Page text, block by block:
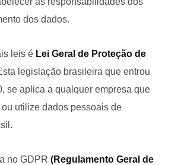
dos dados.
leis é Lei Geral de Proteção de
legislação brasileira que entrou
se aplica a qualquer empresa que
utilize dados pessoais de
no GDPR (Regulamento Geral de